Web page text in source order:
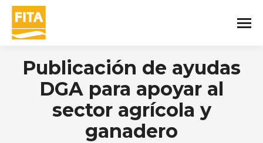
Publicación de ayudas
DGA para apoyar al
sector agrícola y
ganadero